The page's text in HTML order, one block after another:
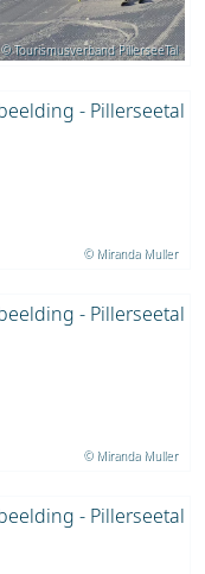
© Tourismusverband PillerseeTal
© Miranda Muller
© Miranda Muller